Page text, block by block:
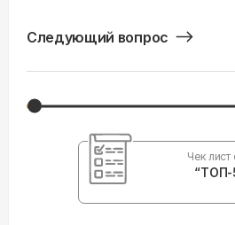
Следующий вопрос
Чек лист
“ТОП-